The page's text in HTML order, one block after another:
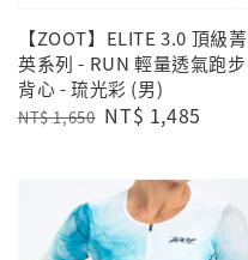
【ZOOT】ELITE 3.0 頂級菁
英系列 - RUN 輕量透氣跑步
背心 - 琉光彩 (男)
Regular
NT$ 1,650 Sale
NT$ 1,485